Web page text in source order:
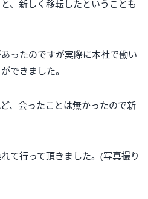
、新しく移転したということも
ったのですが実際に本社で働い
できました。
、会ったことは無かったので新
て行って頂きました。(写真撮り